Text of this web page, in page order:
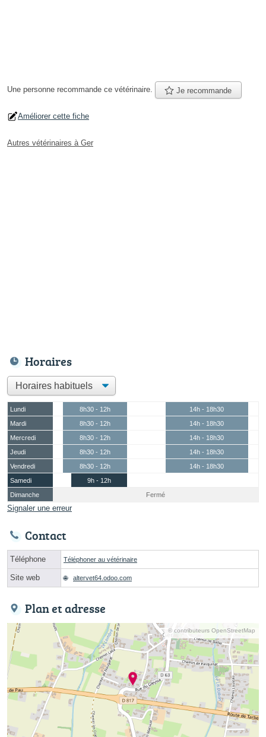
Une personne recommande ce vétérinaire. Je recommande
Améliorer cette fiche
Autres vétérinaires à Ger
Horaires
Lundi 8h30 - 12h
14h - 18h30
Mardi
8h30 - 12h
14h - 18h30
Mercredi
8h30 - 12h
14h - 18h30
Jeudi
8h30 - 12h
14h - 18h30
Vendredi
8h30 - 12h
14h - 18h30
Samedi
9h - 12h
Dimanche
Fermé
Signaler une erreur
Contact
Téléphone Téléphoner au vétérinaire
Site web altervet64.odoo.com
Plan et adresse
© contributeurs OpenStreetMap